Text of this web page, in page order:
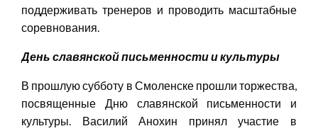
поддерживать тренеров и проводить масштабные
соревнования.
День славянской письменности и культуры
В прошлую субботу в Смоленске прошли торжества,
посвященные Дню славянской письменности и
культуры. Василий Анохин принял участие в